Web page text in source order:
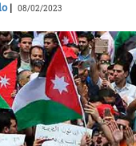
| 08/02/2023